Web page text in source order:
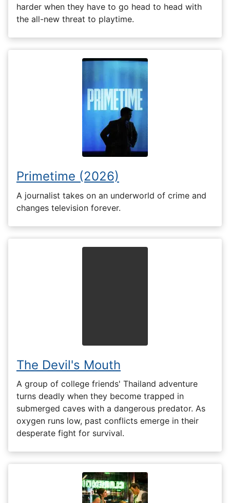
harder when they have to go head to head with
the all-new threat to playtime.
Primetime (2026)
A journalist takes on an underworld of crime and
changes television forever.
The Devil's Mouth
A group of college friends' Thailand adventure
turns deadly when they become trapped in
submerged caves with a dangerous predator. As
oxygen runs low, past conflicts emerge in their
desperate fight for survival.